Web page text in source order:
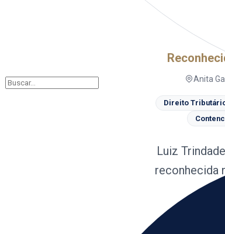
Anita
Direito
Luiz
reconhecida